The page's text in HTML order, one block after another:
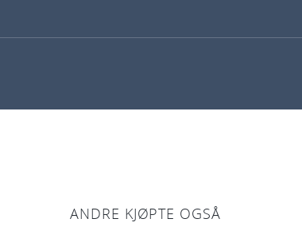
ANDRE KJØPTE OGSÅ